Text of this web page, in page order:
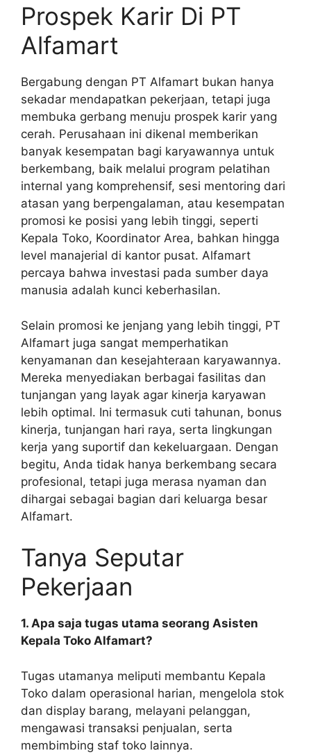
Prospek Karir Di PT
Alfamart
Bergabung dengan PT Alfamart bukan hanya
sekadar mendapatkan pekerjaan, tetapi juga
membuka gerbang menuju prospek karir yang
cerah. Perusahaan ini dikenal memberikan
banyak kesempatan bagi karyawannya untuk
berkembang, baik melalui program pelatihan
internal yang komprehensif, sesi mentoring dari
atasan yang berpengalaman, atau kesempatan
promosi ke posisi yang lebih tinggi, seperti
Kepala Toko, Koordinator Area, bahkan hingga
level manajerial di kantor pusat. Alfamart
percaya bahwa investasi pada sumber daya
manusia adalah kunci keberhasilan.
Selain promosi ke jenjang yang lebih tinggi, PT
Alfamart juga sangat memperhatikan
kenyamanan dan kesejahteraan karyawannya.
Mereka menyediakan berbagai fasilitas dan
tunjangan yang layak agar kinerja karyawan
lebih optimal. Ini termasuk cuti tahunan, bonus
kinerja, tunjangan hari raya, serta lingkungan
kerja yang suportif dan kekeluargaan. Dengan
begitu, Anda tidak hanya berkembang secara
profesional, tetapi juga merasa nyaman dan
dihargai sebagai bagian dari keluarga besar
Alfamart.
Tanya Seputar
Pekerjaan
1. Apa saja tugas utama seorang Asisten
Kepala Toko Alfamart?
Tugas utamanya meliputi membantu Kepala
Toko dalam operasional harian, mengelola stok
dan display barang, melayani pelanggan,
mengawasi transaksi penjualan, serta
membimbing staf toko lainnya.